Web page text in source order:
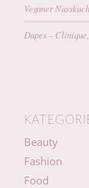
Veganer
Dupes –
Beauty
Fashion
Food